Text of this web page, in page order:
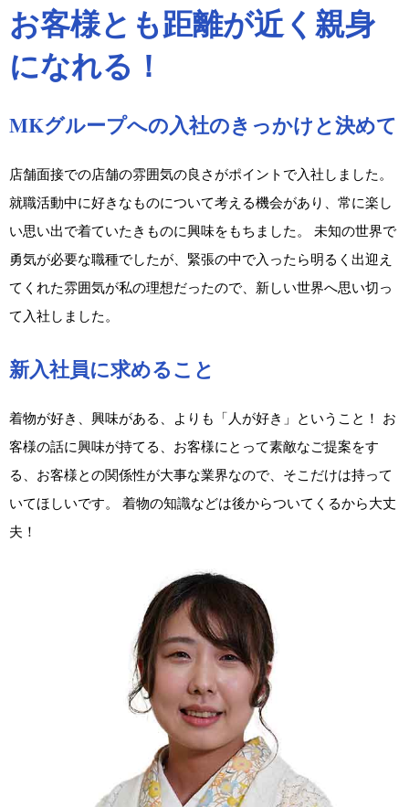
お客様とも距離が近く親身
になれる！
MKグループへの入社のきっかけと決めて
店舗面接での店舗の雰囲気の良さがポイントで入社しました。
就職活動中に好きなものについて考える機会があり、常に楽し
い思い出で着ていたきものに興味をもちました。 未知の世界で
勇気が必要な職種でしたが、緊張の中で入ったら明るく出迎え
てくれた雰囲気が私の理想だったので、新しい世界へ思い切っ
て入社しました。
新入社員に求めること
着物が好き、興味がある、よりも「人が好き」ということ！ お
客様の話に興味が持てる、お客様にとって素敵なご提案をす
る、お客様との関係性が大事な業界なので、そこだけは持って
いてほしいです。 着物の知識などは後からついてくるから大丈
夫！